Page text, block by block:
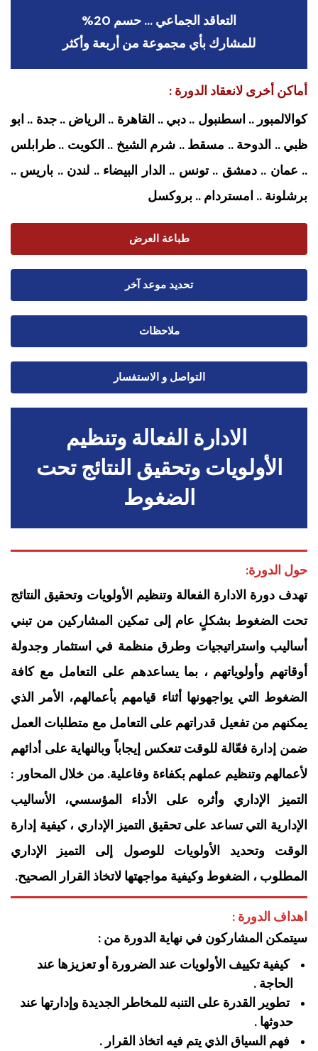
التعاقد الجماعي … حسم 20%
للمشارك بأي مجموعة من أربعة وأكثر
أماكن أخرى لانعقاد الدورة :
كوالالمبور .. اسطنبول .. دبي .. القاهرة .. الرياض .. جدة .. ابو
ظبي .. الدوحة .. مسقط .. شرم الشيخ .. الكويت .. طرابلس
.. عمان .. دمشق .. تونس .. الدار البيضاء .. لندن .. باريس ..
برشلونة .. امستردام .. بروكسل
طباعة العرض
تحديد موعد آخر
ملاحظات
التواصل و الاستفسار
‏ الادارة الفعالة وتنظيم
الأولويات وتحقيق النتائج تحت
الضغوط
حول الدورة:
تهدف دورة الادارة الفعالة وتنظيم الأولويات وتحقيق النتائج
تحت الضغوط بشكلٍ عام إلى تمكين المشاركين من تبني
أساليب واستراتيجيات وطرق منظمة في استثمار وجدولة
أوقاتهم وأولوياتهم ، بما يساعدهم على التعامل مع كافة
الضغوط التي يواجهونها أثناء قيامهم بأعمالهم، الأمر الذي
يمكنهم من تفعيل قدراتهم على التعامل مع متطلبات العمل
ضمن إدارة فعّالة للوقت تنعكس إيجاباً وبالنهاية على أدائهم
لأعمالهم وتنظيم عملهم بكفاءة وفاعلية. من خلال المحاور :
التميز الإداري وأثره على الأداء المؤسسي، الأساليب
الإدارية التي تساعد على تحقيق التميز الإداري ، كيفية إدارة
الوقت وتحديد الأولويات للوصول إلى التميز الإداري
المطلوب ، الضغوط وكيفية مواجهتها لاتخاذ القرار الصحيح.
اهداف الدورة :
سيتمكن المشاركون في نهاية الدورة من :
كيفية تكييف الأولويات عند الضرورة أو تعزيزها عند
الحاجة .‏
‏تطوير القدرة على التنبه للمخاطر الجديدة وإدارتها عند
حدوثها .‏
‏فهم السياق الذي يتم فيه اتخاذ القرار .‏